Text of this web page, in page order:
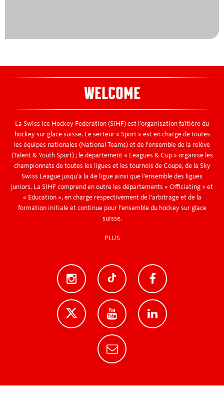
WELCOME
La Swiss Ice Hockey Federation (SIHF) est l’organisation faîtière du
hockey sur glace suisse. Le secteur « Sport » est en charge de toutes
les équipes nationales (National Teams) et de l’ensemble de la relève
(Talent & Youth Sport) ; le département « Leagues & Cup » organise les
championnats de toutes les ligues et les tournois de Coupe, de la Sky
Swiss League jusqu’à la 4e ligue ainsi que l’ensemble des ligues
juniors. La SIHF comprend en outre les départements « Officiating » et
« Education », en charge respectivement de l’arbitrage et de la
formation initiale et continue pour l’ensemble du hockey sur glace
suisse.
PLUS